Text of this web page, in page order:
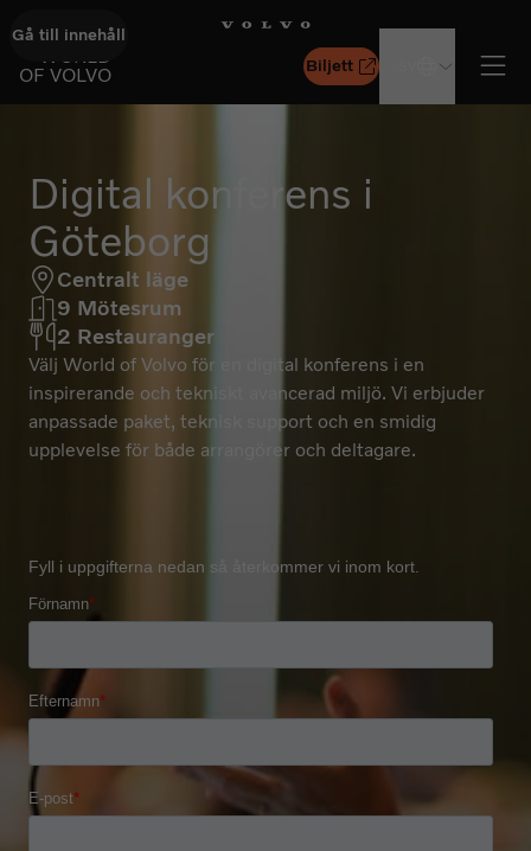
Gå till innehåll
WORLD
OF VOLVO
GÅ TILL STARTSIDAN Biljett
Digital konferens i
Göteborg
Centralt läge
9 Mötesrum
2 Restauranger
Välj World of Volvo för en digital konferens i en
inspirerande och tekniskt avancerad miljö. Vi erbjuder
anpassade paket, teknisk support och en smidig
upplevelse för både arrangörer och deltagare.